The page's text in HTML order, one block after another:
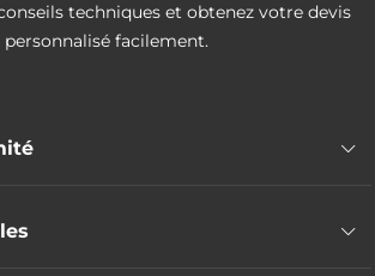
techniques et obtenez votre devis
personnalisé facilement.